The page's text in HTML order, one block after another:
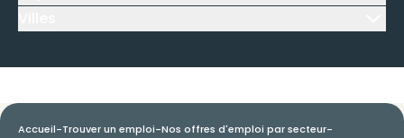
Accueil-Trouver un emploi-Nos offres d'emploi par secteur-